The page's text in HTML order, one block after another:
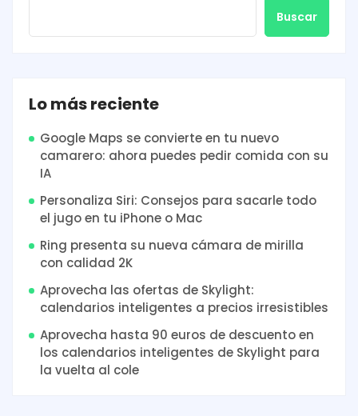
Buscar
Lo más reciente
Google Maps se convierte en tu nuevo
camarero: ahora puedes pedir comida con su
IA
Personaliza Siri: Consejos para sacarle todo
el jugo en tu iPhone o Mac
Ring presenta su nueva cámara de mirilla
con calidad 2K
Aprovecha las ofertas de Skylight:
calendarios inteligentes a precios irresistibles
Aprovecha hasta 90 euros de descuento en
los calendarios inteligentes de Skylight para
la vuelta al cole